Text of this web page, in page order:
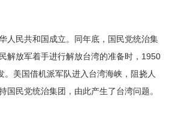
民共和国成立。同年底，国民党统治集
解放军着手进行解放台湾的准备时，1950
。美国借机派军队进入台湾海峡，阻挠人
国民党统治集团，由此产生了台湾问题。